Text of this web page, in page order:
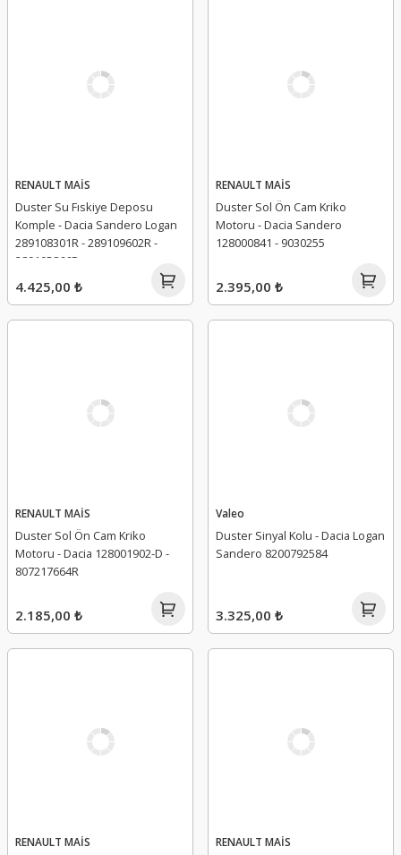
RENAULT MAİS
Duster Su Fıskiye Deposu
Komple - Dacia Sandero Logan
289108301R - 289109602R -
289105866R
4.425,00 ₺
RENAULT MAİS
Duster Sol Ön Cam Kriko
Motoru - Dacia Sandero
128000841 - 9030255
2.395,00 ₺
RENAULT MAİS
Duster Sol Ön Cam Kriko
Motoru - Dacia 128001902-D -
807217664R
2.185,00 ₺
Valeo
Duster Sinyal Kolu - Dacia Logan
Sandero 8200792584
3.325,00 ₺
RENAULT MAİS RENAULT MAİS